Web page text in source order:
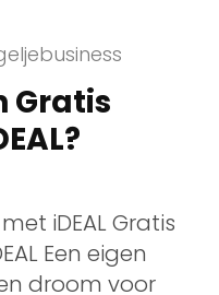
Gratis
iDEAL Gratis
Een eigen
droom voor